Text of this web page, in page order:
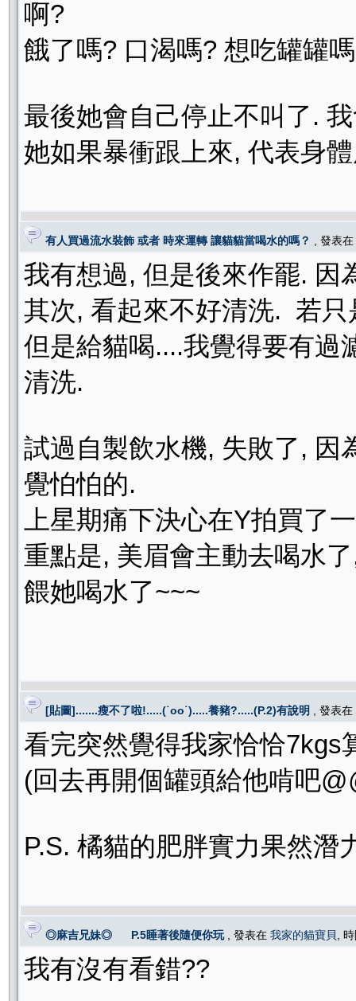
啊?
餓了嗎? 口渴嗎? 想吃罐罐
最後她會自己停止不叫了.
她如果暴衝跟上來, 代表身
有人買過流水裝飾 或者 時來運轉 讓貓貓當喝水的嗎？ , 發表在
我有想過, 但是後來作罷. 因
其次, 看起來不好清洗. 若
但是給貓喝....我覺得要有過
清洗.
試過自製飲水機, 失敗了, 因
覺怕怕的.
上星期痛下決心在Y拍買了
重點是, 美眉會主動去喝水
餵她喝水了~~~
[貼圖].......瘦不了啦!.....(˙oo˙).....養豬?.....(P.2)有說明 , 發表在
看完突然覺得我家恰恰7kgs
(回去再開個罐頭給他啃吧
P.S. 橘貓的肥胖實力果然潛
◎麻吉兄妹◎ P.5睡著後隨便你玩 , 發表在 我家的貓寶貝 ,
我有沒有看錯??